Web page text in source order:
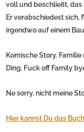
voll und beschließt,
Er verabschiedest
irgendwo auf einem
Komische Story.
Ding, Fuck off Family
Ne sorry, nicht meine
Hier kannst Du das